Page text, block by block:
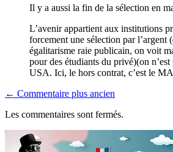
Il y a aussi la fin de la sélection en
L’avenir appartient aux institutions
forcement une sélection par
égalitarisme raie publicain, on voit
pour des étudiants du privé)(on
USA. Ici, le hors contrat, c’est le
← Commentaire plus ancien
Les commentaires sont fermés.